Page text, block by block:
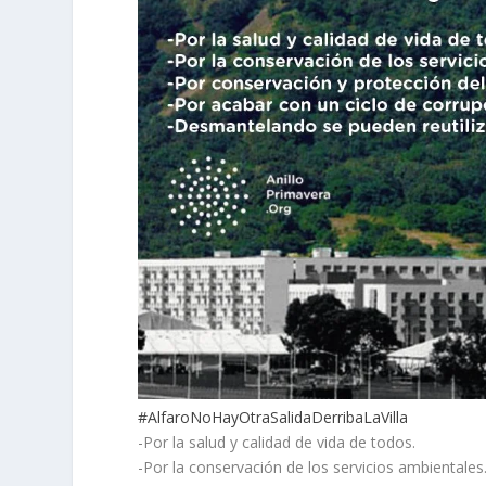
#AlfaroNoHayOtraSalidaDerribaLaVilla
-Por la salud y calidad de vida de todos.
-Por la conservación de los servicios